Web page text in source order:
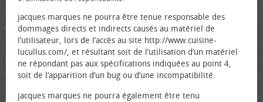
jacques marques ne pourra être tenue responsable des
dommages directs et indirects causés au matériel de
l’utilisateur, lors de l’accès au site http://www.cuisine-
lucullus.com/, et résultant soit de l’utilisation d’un matériel
ne répondant pas aux spécifications indiquées au point 4,
soit de l’apparition d’un bug ou d’une incompatibilité.
jacques marques ne pourra également être tenu